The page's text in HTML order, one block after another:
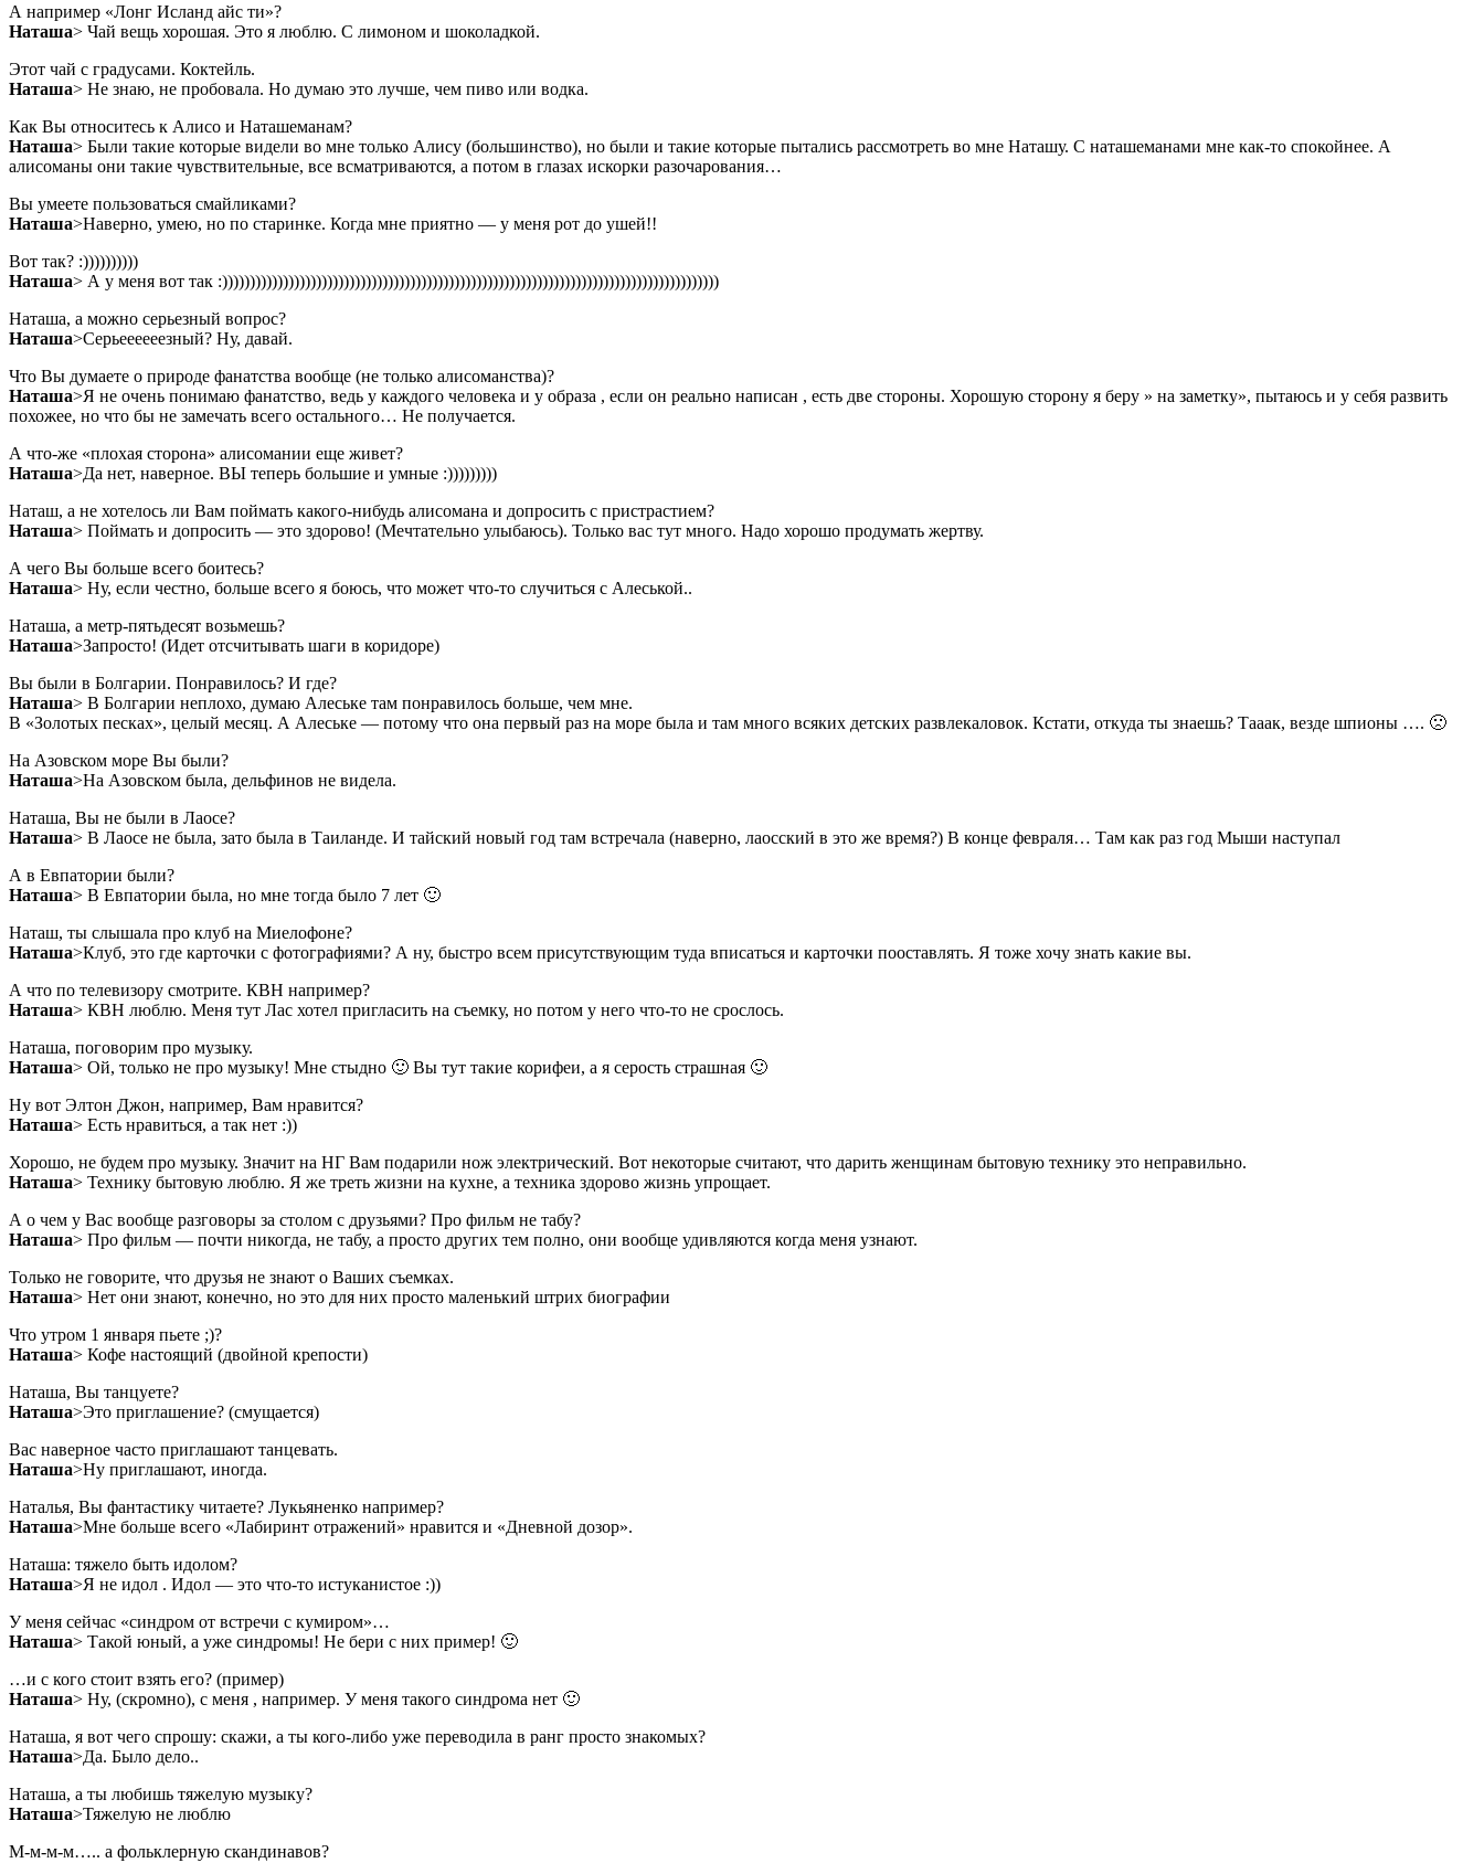
А например «Лонг Исланд айс ти»?
Наташа> Чай вещь хорошая. Это я люблю. С лимоном и шоколадкой.
Этот чай с градусами. Коктейль.
Наташа> Не знаю, не пробовала. Но думаю это лучше, чем пиво или водка.
Как Вы относитесь к Алисо и Наташеманам?
Наташа> Были такие которые видели во мне только Алису (большинство), но были и такие которые пытались рассмотреть во мне Наташу. С наташеманами мне как-то спокойнее. А
алисоманы они такие чувствительные, все всматриваются, а потом в глазах искорки разочарования…
Вы умеете пользоваться смайликами?
Наташа>Наверно, умею, но по старинке. Когда мне приятно — у меня рот до ушей!!
Вот так? :))))))))))
Наташа> А у меня вот так :))))))))))))))))))))))))))))))))))))))))))))))))))))))))))))))))))))))))))))))))))))))))))
Наташа, а можно серьезный вопрос?
Наташа>Серьеееееезный? Ну, давай.
Что Вы думаете о природе фанатства вообще (не только алисоманства)?
Наташа>Я не очень понимаю фанатство, ведь у каждого человека и у образа , если он реально написан , есть две стороны. Хорошую сторону я беру » на заметку», пытаюсь и у себя развить
похожее, но что бы не замечать всего остального… Не получается.
А что-же «плохая сторона» алисомании еще живет?
Наташа>Да нет, наверное. ВЫ теперь большие и умные :)))))))))
Наташ, а не хотелось ли Вам поймать какого-нибудь алисомана и допросить с пристрастием?
Наташа> Поймать и допросить — это здорово! (Мечтательно улыбаюсь). Только вас тут много. Надо хорошо продумать жертву.
А чего Вы больше всего боитесь?
Наташа> Ну, если честно, больше всего я боюсь, что может что-то случиться с Алеськой..
Наташа, а метр-пятьдесят возьмешь?
Наташа>Запросто! (Идет отсчитывать шаги в коридоре)
Вы были в Болгарии. Понравилось? И где?
Наташа> В Болгарии неплохо, думаю Алеське там понравилось больше, чем мне.
В «Золотых песках», целый месяц. А Алеське — потому что она первый раз на море была и там много всяких детских развлекаловок. Кстати, откуда ты знаешь? Тааак, везде шпионы …. 🙁
На Азовском море Вы были?
Наташа>На Азовском была, дельфинов не видела.
Наташа, Вы не были в Лаосе?
Наташа> В Лаосе не была, зато была в Таиланде. И тайский новый год там встречала (наверно, лаосский в это же время?) В конце февраля… Там как раз год Мыши наступал
А в Евпатории были?
Наташа> В Евпатории была, но мне тогда было 7 лет 🙂
Наташ, ты слышала про клуб на Миелофоне?
Наташа>Клуб, это где карточки с фотографиями? А ну, быстро всем присутствующим туда вписаться и карточки пооставлять. Я тоже хочу знать какие вы.
А что по телевизору смотрите. КВН например?
Наташа> КВН люблю. Меня тут Лас хотел пригласить на съемку, но потом у него что-то не срослось.
Наташа, поговорим про музыку.
Наташа> Ой, только не про музыку! Мне стыдно 🙂 Вы тут такие корифеи, а я серость страшная 🙂
Ну вот Элтон Джон, например, Вам нравится?
Наташа> Есть нравиться, а так нет :))
Хорошо, не будем про музыку. Значит на НГ Вам подарили нож электрический. Вот некоторые считают, что дарить женщинам бытовую технику это неправильно.
Наташа> Технику бытовую люблю. Я же треть жизни на кухне, а техника здорово жизнь упрощает.
А о чем у Вас вообще разговоры за столом с друзьями? Про фильм не табу?
Наташа> Про фильм — почти никогда, не табу, а просто других тем полно, они вообще удивляются когда меня узнают.
Только не говорите, что друзья не знают о Ваших съемках.
Наташа> Нет они знают, конечно, но это для них просто маленький штрих биографии
Что утром 1 января пьете ;)?
Наташа> Кофе настоящий (двойной крепости)
Наташа, Вы танцуете?
Наташа>Это приглашение? (смущается)
Вас наверное часто приглашают танцевать.
Наташа>Ну приглашают, иногда.
Наталья, Вы фантастику читаете? Лукьяненко например?
Наташа>Мне больше всего «Лабиринт отражений» нравится и «Дневной дозор».
Наташа: тяжело быть идолом?
Наташа>Я не идол . Идол — это что-то истуканистое :))
У меня сейчас «синдром от встречи с кумиром»…
Наташа> Такой юный, а уже синдромы! Не бери с них пример! 🙂
…и с кого стоит взять его? (пример)
Наташа> Ну, (скромно), с меня , например. У меня такого синдрома нет 🙂
Наташа, я вот чего спрошу: скажи, а ты кого-либо уже переводила в ранг просто знакомых?
Наташа>Да. Было дело..
Наташа, а ты любишь тяжелую музыку?
Наташа>Тяжелую не люблю
М-м-м-м….. а фольклерную скандинавов?